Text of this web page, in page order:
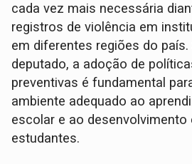
cada vez mais necessária
registros de violência em
em diferentes regiões do país.
deputado, a adoção de
preventivas é fundamental
ambiente adequado ao
escolar e ao desenvolvimento
estudantes.